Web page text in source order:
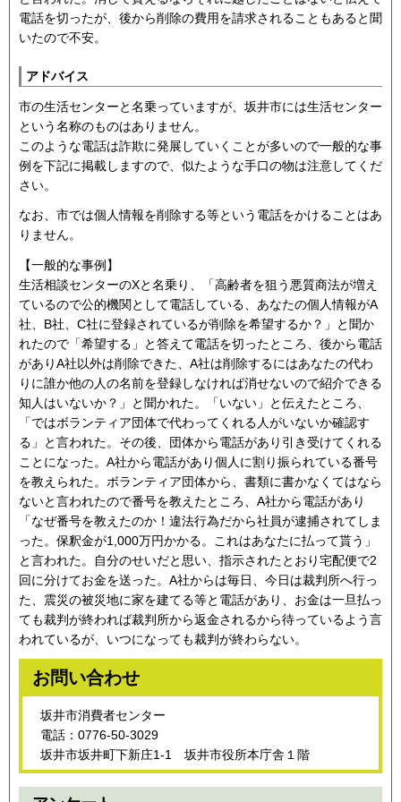
電話を切ったが、後から削除の費用を請求されることもあると聞
いたので不安。
アドバイス
市の生活センターと名乗っていますが、坂井市には生活センター
という名称のものはありません。
このような電話は詐欺に発展していくことが多いので一般的な事
例を下記に掲載しますので、似たような手口の物は注意してくだ
さい。
なお、市では個人情報を削除する等という電話をかけることはあ
りません。
【一般的な事例】
生活相談センターのXと名乗り、「高齢者を狙う悪質商法が増え
ているので公的機関として電話している、あなたの個人情報がA
社、B社、C社に登録されているが削除を希望するか？」と聞か
れたので「希望する」と答えて電話を切ったところ、後から電話
がありA社以外は削除できた、A社は削除するにはあなたの代わ
りに誰か他の人の名前を登録しなければ消せないので紹介できる
知人はいないか？」と聞かれた。「いない」と伝えたところ、
「ではボランティア団体で代わってくれる人がいないか確認す
る」と言われた。その後、団体から電話があり引き受けてくれる
ことになった。A社から電話があり個人に割り振られている番号
を教えられた。ボランティア団体から、書類に書かなくてはなら
ないと言われたので番号を教えたところ、A社から電話があり
「なぜ番号を教えたのか！違法行為だから社員が逮捕されてしま
った。保釈金が1,000万円かかる。これはあなたに払って貰う」
と言われた。自分のせいだと思い、指示されたとおり宅配便で2
回に分けてお金を送った。A社からは毎日、今日は裁判所へ行っ
た、震災の被災地に家を建てる等と電話があり、お金は一旦払っ
ても裁判が終われば裁判所から返金されるから待っているよう言
われているが、いつになっても裁判が終わらない。
お問い合わせ
坂井市消費者センター
電話：0776-50-3029
坂井市坂井町下新庄1-1 坂井市役所本庁舎１階